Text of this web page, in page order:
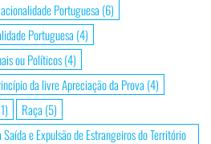
Portuguesa (6)
Portuguesa (4)
ou Políticos(4)
da livre Apreciação da Prova (4)
Raça (5)
e Expulsão de Estrangeiros do Território